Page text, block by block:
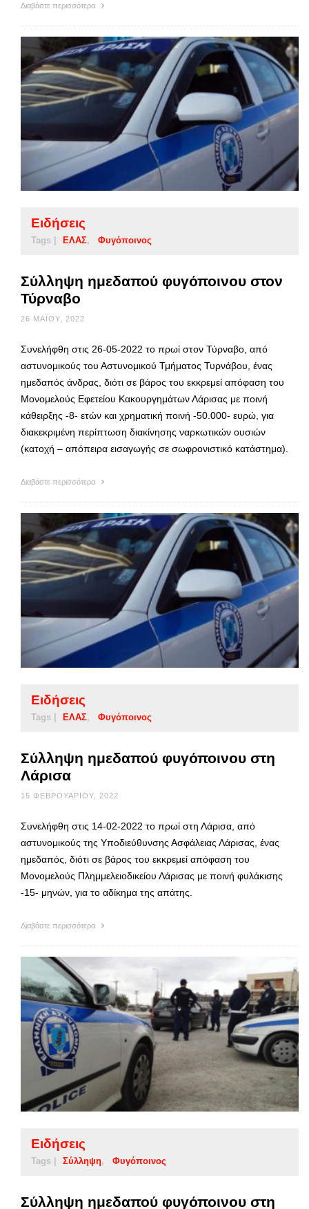
Διαβάστε περισσότερα
Ειδήσεις
Tags | ΕΛΑΣ Φυγόποινος
Σύλληψη ημεδαπού φυγόποινου στον
Τύρναβο
26 ΜΑΪ́ΟΥ, 2022
Συνελήφθη στις 26-05-2022 το πρωί στον Τύρναβο, από
αστυνομικούς του Αστυνομικού Τμήματος Τυρνάβου, ένας
ημεδαπός άνδρας, διότι σε βάρος του εκκρεμεί απόφαση του
Μονομελούς Εφετείου Κακουργημάτων Λάρισας με ποινή
κάθειρξης -8- ετών και χρηματική ποινή -50.000- ευρώ, για
διακεκριμένη περίπτωση διακίνησης ναρκωτικών ουσιών
(κατοχή – απόπειρα εισαγωγής σε σωφρονιστικό κατάστημα).
Διαβάστε περισσότερα
Ειδήσεις
Tags | ΕΛΑΣ Φυγόποινος
Σύλληψη ημεδαπού φυγόποινου στη
Λάρισα
15 ΦΕΒΡΟΥΑΡΊΟΥ, 2022
Συνελήφθη στις 14-02-2022 το πρωί στη Λάρισα, από
αστυνομικούς της Υποδιεύθυνσης Ασφάλειας Λάρισας, ένας
ημεδαπός, διότι σε βάρος του εκκρεμεί απόφαση του
Μονομελούς Πλημμελειοδικείου Λάρισας με ποινή φυλάκισης
-15- μηνών, για το αδίκημα της απάτης.
Διαβάστε περισσότερα
Ειδήσεις
Tags | Σύλληψη Φυγόποινος
Σύλληψη ημεδαπού φυγόποινου στη